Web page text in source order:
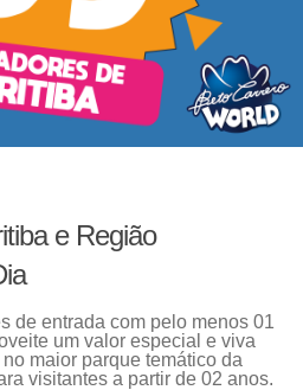
e Região
de entrada com pelo menos 01
um valor especial e viva
maior parque temático da
visitantes a partir de 02 anos.